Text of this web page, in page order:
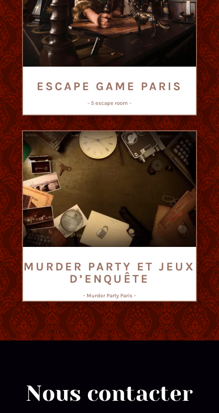
ESCAPE GAME PARIS
- 5 escape room -
MURDER PARTY ET JEUX
D’ENQUÊTE
- Murder Party Paris -
Nous contacter